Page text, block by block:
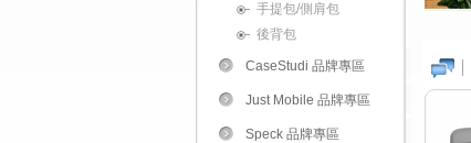
手提包/側肩包
後背包
CaseStudi 品牌專區
Just Mobile 品牌專區
Speck 品牌專區